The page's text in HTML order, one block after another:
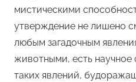
мистическими
утверждение не лишено
любым загадочным
животными, есть
таких явлений,